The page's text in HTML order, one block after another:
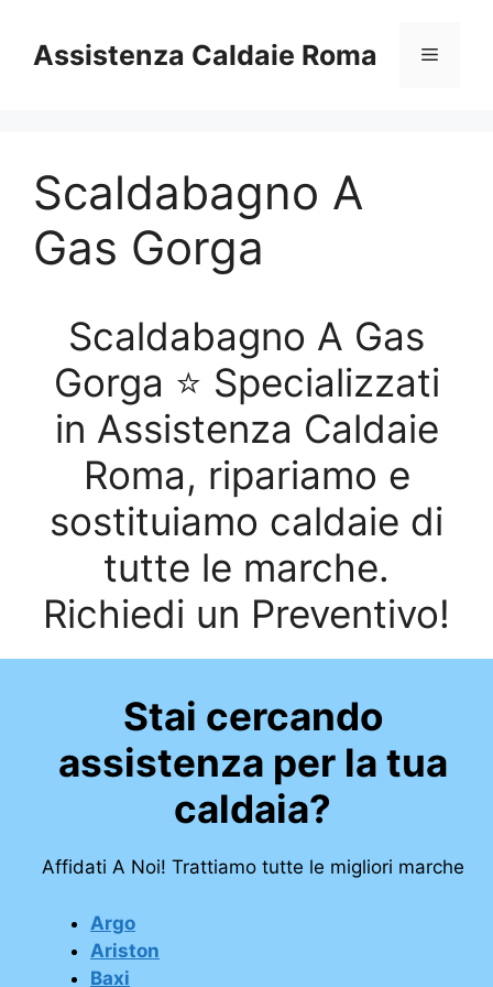
contenuto
Assistenza Caldaie Roma Menu
Scaldabagno A
Gas Gorga
Scaldabagno A Gas
Gorga ⭐ Specializzati
in Assistenza Caldaie
Roma, ripariamo e
sostituiamo caldaie di
tutte le marche.
Richiedi un Preventivo!
Stai cercando
assistenza per la tua
caldaia?
Affidati A Noi! Trattiamo tutte le migliori marche
Argo
Ariston
Baxi